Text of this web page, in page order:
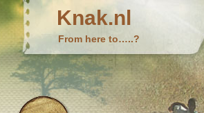
Knak.nl
From here to…..?